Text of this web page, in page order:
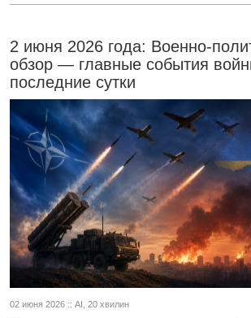
2 июня 2026 года: Военно-
обзор — главные события
последние сутки
02 июня 2026 :: AI, 20 хвилин